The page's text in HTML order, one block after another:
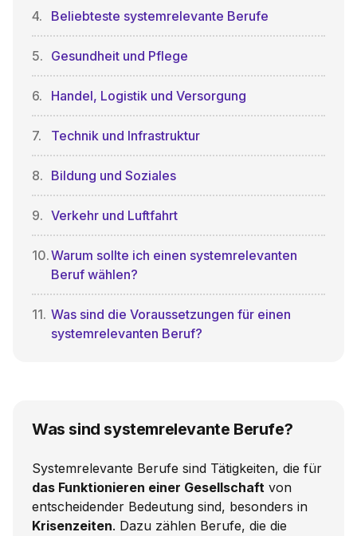
Beliebteste systemrelevante Berufe
Gesundheit und Pflege
Handel, Logistik und Versorgung
Technik und Infrastruktur
Bildung und Soziales
Verkehr und Luftfahrt
Warum sollte ich einen systemrelevanten
Beruf wählen?
Was sind die Voraussetzungen für einen
systemrelevanten Beruf?
Was sind systemrelevante Berufe?
Systemrelevante Berufe sind Tätigkeiten, die für
das Funktionieren einer Gesellschaft von
entscheidender Bedeutung sind, besonders in
Krisenzeiten. Dazu zählen Berufe, die die